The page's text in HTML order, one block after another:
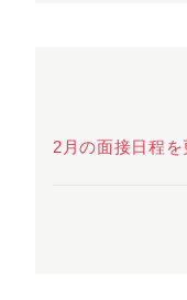
2月の面接日程を